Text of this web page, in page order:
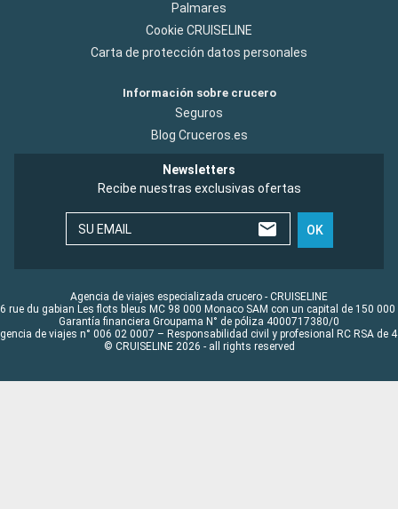
Palmares
Cookie CRUISELINE
Carta de protección datos personales
Información sobre crucero
Seguros
Blog Cruceros.es
Newsletters
Recibe nuestras exclusivas ofertas
SU EMAIL OK
Agencia de viajes especializada crucero - CRUISELINE
rue du gabian Les flots bleus MC 98 000 Monaco SAM con un capital de 150 000
Garantía financiera Groupama N° de póliza 4000717380/0
de viajes n° 006 02 0007 – Responsabilidad civil y profesional RC RSA de
© CRUISELINE 2026 - all rights reserved